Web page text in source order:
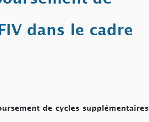
dans le cadre
de cycles supplémentaires